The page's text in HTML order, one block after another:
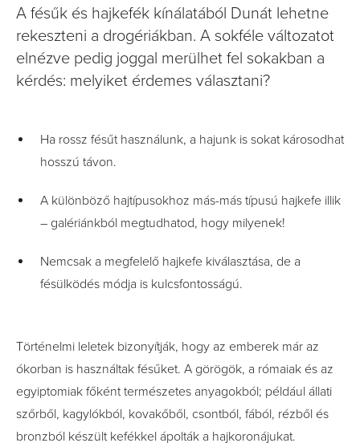
A fésűk és hajkefék kínálatából Dunát lehetne
rekeszteni a drogériákban. A sokféle változatot
elnézve pedig joggal merülhet fel sokakban a
kérdés: melyiket érdemes választani?
Ha rossz fésűt használunk, a hajunk is sokat károsodhat
hosszú távon.
A különböző hajtípusokhoz más-más típusú hajkefe illik
– galériánkból megtudhatod, hogy milyenek!
Nemcsak a megfelelő hajkefe kiválasztása, de a
fésülködés módja is kulcsfontosságú.
Történelmi leletek bizonyítják, hogy az emberek már az
ókorban is használtak fésűket. A görögök, a rómaiak és az
egyiptomiak főként természetes anyagokból; például állati
szőrből, kagylókból, kovakőből, csontból, fából, rézből és
bronzból készült kefékkel ápolták a hajkoronájukat.